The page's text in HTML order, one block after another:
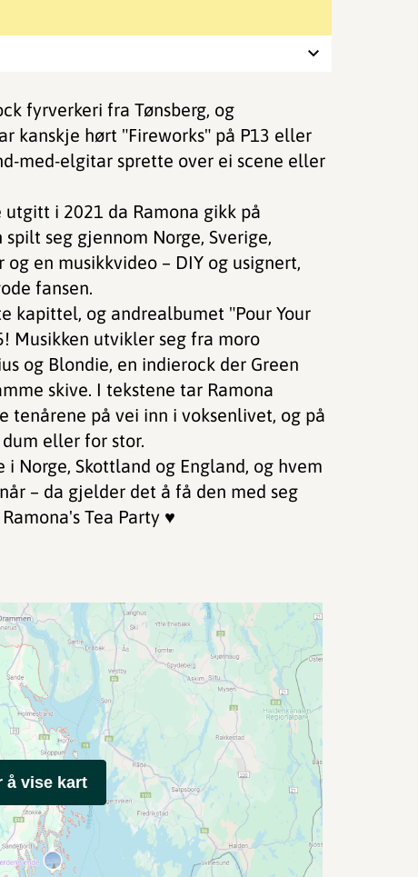
fyrverkeri fra Tønsberg, og
kanskje hørt "Fireworks" på P13 eller
med-elgitar sprette over ei scene eller
utgitt i 2021 da Ramona gikk på
seg gjennom Norge, Sverige,
en musikkvideo – DIY og usignert,
fansen.
kapittel, og andrealbumet "Pour Your
Musikken utvikler seg fra moro
og Blondie, en indierock der Green
skive. I tekstene tar Ramona
tenårene på vei inn i voksenlivet, og på
eller for stor.
Norge, Skottland og England, og hvem
– da gjelder det å få den med seg
Tea Party ♥️
å vise kart